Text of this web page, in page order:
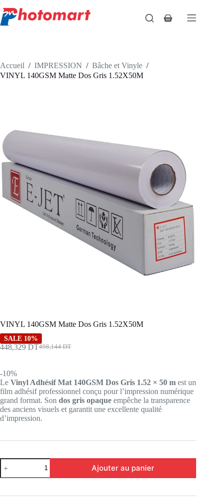
au
contenu
Panier
Accueil / IMPRESSION / Bâche et Vinyle /
VINYL 140GSM Matte Dos Gris 1.52X50M
VINYL 140GSM Matte Dos Gris 1.52X50M
SALE 10%
498,144DT
Le
498,144 DT.
448,329 DTLe
448,329 DT.
-10%
Le Vinyl Adhésif Mat 140GSM Dos Gris 1.52 × 50 m est un
film adhésif professionnel conçu pour l’impression numérique
grand format. Son dos gris opaque empêche la transparence
des anciens visuels et garantit une excellente qualité
d’impression.
quantité
de
VINYL
Matte
Ajouter au panier